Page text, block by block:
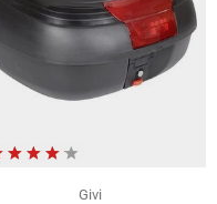
Givi